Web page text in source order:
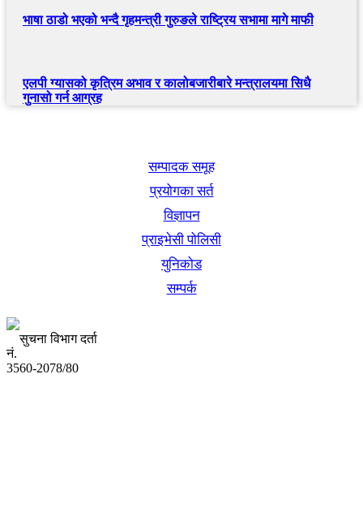
भाषा ठाडो भएको भन्दै गृहमन्त्री गुरुङले राष्ट्रिय सभामा मागे माफी
एलपी ग्यासको कृत्रिम अभाव र कालोबजारीबारे मन्त्रालयमा सिधै
गुनासो गर्न आग्रह
सम्पादक समूह
प्रयोगका सर्त
विज्ञापन
प्राइभेसी पोलिसी
युनिकोड
सम्पर्क
सुचना विभाग दर्ता
नं.
3560-2078/80